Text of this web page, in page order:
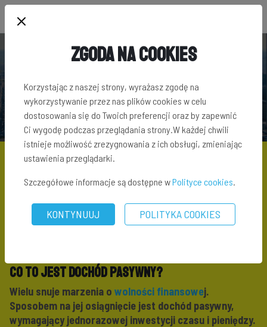
SŁOWNIK TERMINÓW INWESTYCYJNYCH
SŁOWNIK TERMINÓW INWESTYCYJNYCH\ DOCHÓD PASYWNY
Dochód pasywny
Co to jest dochód pasywny?
Wielu snuje marzenia o wolności finansowej.
Sposobem na jej osiągnięcie jest dochód pasywny,
wymagający jednorazowej inwestycji czasu i pieniędzy.
Zgoda na Cookies
Korzystając z naszej strony, wyrażasz zgodę na
wykorzystywanie przez nas plików cookies w celu
dostosowania się do Twoich preferencji oraz by zapewnić
Ci wygodę podczas przeglądania strony.W każdej chwili
istnieje możliwość zrezygnowania z ich obsługi, zmieniając
ustawienia przeglądarki.
Szczegółowe informacje są dostępne wPolityce cookies.
KONTYNUUJ POLITYKA COOKIES